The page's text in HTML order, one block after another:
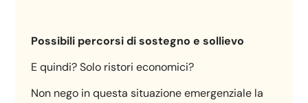
Possibili percorsi di sostegno e sollievo
E quindi? Solo ristori economici?
Non nego in questa situazione emergenziale la